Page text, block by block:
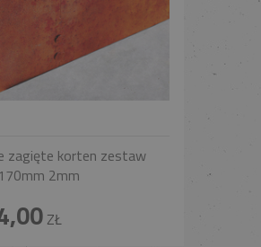
zagięte korten zestaw
2mm
ZŁ